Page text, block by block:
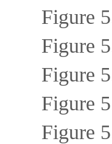
Figure
Figure
Figure
Figure
Figure